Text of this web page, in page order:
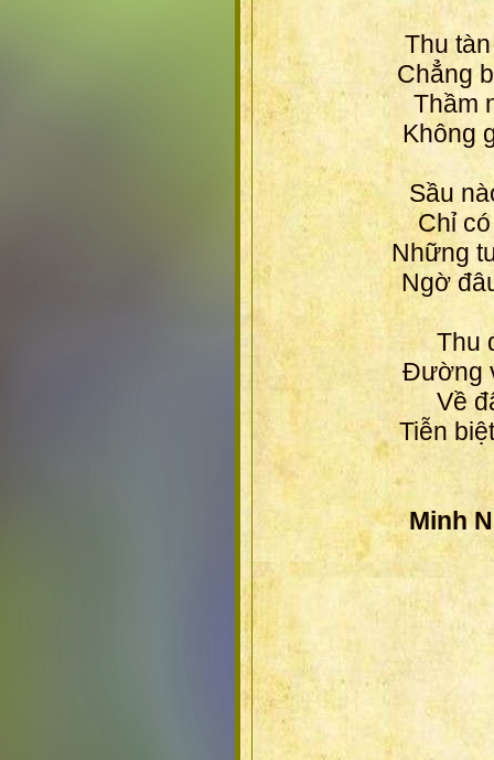
Thu
Chẳng
Thầm
Không
Sầu
Chỉ
Những
Ngờ
Thu
Đường
Về
Tiễn
Minh